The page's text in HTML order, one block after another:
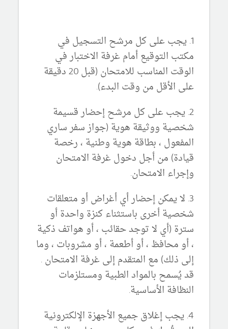
1. يجب على كل مرشح التسجيل في
مكتب التوقيع أمام غرفة الاختبار في
الوقت المناسب للامتحان (قبل 20 دقيقة
على الأقل من وقت البدء).
2. يجب على كل مرشح إحضار قسيمة
شخصية ووثيقة هوية (جواز سفر ساري
المفعول ، بطاقة هوية وطنية ، رخصة
قيادة) من أجل دخول غرفة الامتحان
وإجراء الامتحان.
3. لا يمكن إحضار أي أغراض أو متعلقات
شخصية أخرى باستثناء كنزة واحدة أو
سترة (أي لا توجد حقائب ، أو هواتف ذكية
، أو محافظ ، أو أطعمة ، أو مشروبات ، وما
إلى ذلك) مع المتقدم إلى غرفة الامتحان .
قد يُسمح بالمواد الطبية ومستلزمات
النظافة الأساسية.
4. يجب إغلاق جميع الأجهزة الإلكترونية